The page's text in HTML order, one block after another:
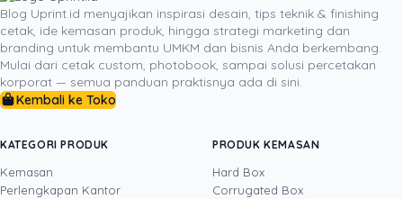
file dieline pra-cetak, hingga mengirimkan prototipe
sampel fisik langsung ke dapur Anda. Jangan biarkan
kualitas hidangan terbaik Anda terdegradasi oleh
kemasan yang asal-asalan. Hubungi Uprint.id sekarang
dan ubah setiap kotak pengiriman menjadi alat
penjualan bisnis kuliner Anda secara berkelanjutan.
Blog Uprint.id menyajikan inspirasi desain, tips teknik & finishing
cetak, ide kemasan produk, hingga strategi marketing dan
branding untuk membantu UMKM dan bisnis Anda berkembang.
Mulai dari cetak custom, photobook, sampai solusi percetakan
korporat — semua panduan praktisnya ada di sini.
Kembali ke Toko
KATEGORI PRODUK
Kemasan
Perlengkapan Kantor
PRODUK KEMASAN
Hard Box
Corrugated Box